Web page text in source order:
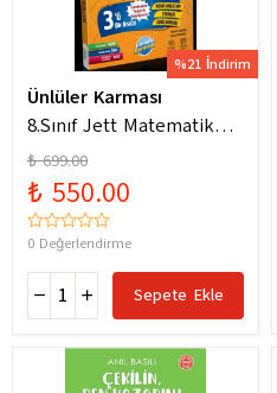
%21 İndirim
Ünlüler Karması
8.Sınıf Jett Matematik
Fasiküller Soru Bankası /
Kolektif / Ünlüler
Karması / 9786256529786
₺ 699.00
₺ 550.00
0 Değerlendirme
Sepete Ekle